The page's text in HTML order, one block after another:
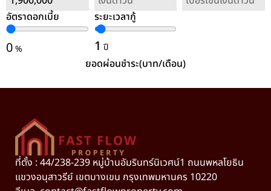
อัตราดอกเบี้ย
0%
ระยะเวลากู้
1 ปี
ยอดผ่อนชำระ(บาท/เดือน)
ที่ตั้ง : 44/238-239 หมู่บ้านอัมรินทร์นิเวศน์1 ถนนพหลโยธิน
แขวงอนุสาวรีย์ เขตบางเขน กรุงเทพมหานคร 10220